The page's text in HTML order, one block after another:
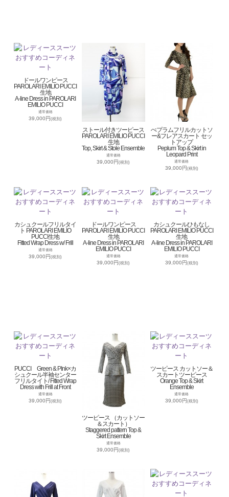
ドールワンピース
PAROLARI EMILIO PUCCI
生地
A-line Dress in PAROLARI
EMILIO PUCCI
通常価格
39,000円(税別)
ストール付きツーピース
PAROLARI EMILIO PUCCI
生地
Top, Skirt & Stole Ensemble
通常価格
39,000円(税別)
ぺプラムフリルカットソ
ー&フレアスカート セッ
トアップ
Peplum Top & Skirt in
Leopard Print
通常価格
39,000円(税別)
カシュクールフリルタイ
ト PAROLARI EMILIO
PUCCI生地
Fitted Wrap Dress w/ Frill
通常価格
39,000円(税別)
ドールワンピース
PAROLARI EMILIO PUCCI
生地
A-line Dress in PAROLARI
EMILIO PUCCI
通常価格
39,000円(税別)
カシュクールひもなし
PAROLARI EMILIO PUCCI
生地
A-line Dress in PAROLARI
EMILIO PUCCI
通常価格
39,000円(税別)
PUCCI Green & PInk×カ
シュクール半袖センター
フリルタイト/ Fitted Wrap
Dress with Frill at Front
通常価格
39,000円(税別)
ツーピース （カットソー
＆スカート）
Staggered pattern Top &
Skirt Ensemble
通常価格
39,000円(税別)
ツーピース カットソー＆
スカートツーピース
Orange Top & Skirt
Ensemble
通常価格
39,000円(税別)